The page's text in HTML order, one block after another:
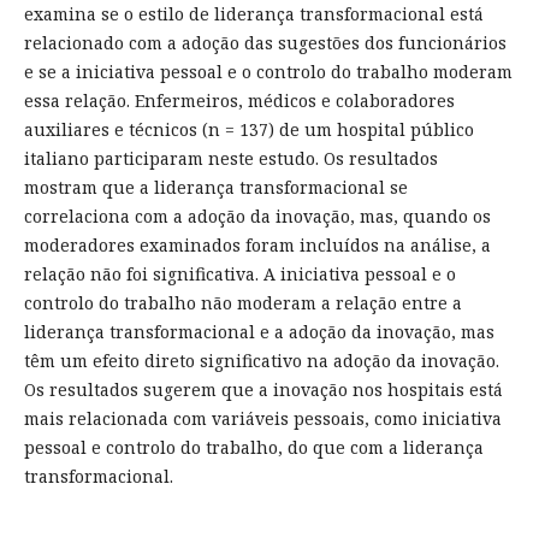
examina se o estilo de liderança transformacional está
relacionado com a adoção das sugestões dos funcionários
e se a iniciativa pessoal e o controlo do trabalho moderam
essa relação. Enfermeiros, médicos e colaboradores
auxiliares e técnicos (n = 137) de um hospital público
italiano participaram neste estudo. Os resultados
mostram que a liderança transformacional se
correlaciona com a adoção da inovação, mas, quando os
moderadores examinados foram incluídos na análise, a
relação não foi significativa. A iniciativa pessoal e o
controlo do trabalho não moderam a relação entre a
liderança transformacional e a adoção da inovação, mas
têm um efeito direto significativo na adoção da inovação.
Os resultados sugerem que a inovação nos hospitais está
mais relacionada com variáveis pessoais, como iniciativa
pessoal e controlo do trabalho, do que com a liderança
transformacional.